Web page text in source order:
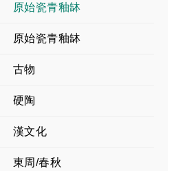
原始瓷青釉缽
原始瓷青釉缽
古物
硬陶
漢文化
東周/春秋